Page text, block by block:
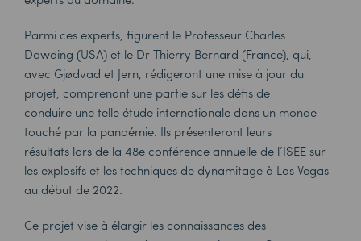
Parmi ces experts, figurent le Professeur Charles
Dowding (USA) et le Dr Thierry Bernard (France), qui,
avec Gjødvad et Jern, rédigeront une mise à jour du
projet, comprenant une partie sur les défis de
conduire une telle étude internationale dans un monde
touché par la pandémie. Ils présenteront leurs
résultats lors de la 48e conférence annuelle de l’ISEE sur
les explosifs et les techniques de dynamitage à Las Vegas
au début de 2022.
Ce projet vise à élargir les connaissances des